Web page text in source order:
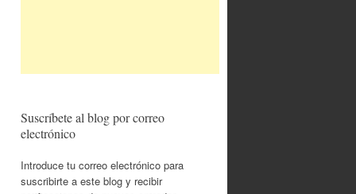
Suscríbete al blog por correo
electrónico
Introduce tu correo electrónico para
suscribirte a este blog y recibir